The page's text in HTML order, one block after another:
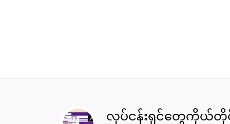
လုပ်ငန်းရှင်တွေကိုယ်တို